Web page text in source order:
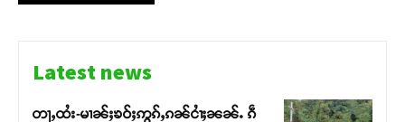
Latest news
တႃႇထႆး-မၢၼ်ႈၶဝ်ႈဢွၵ်ႇၵၼ်ငၢႆႈၼၼ်ႉ ၵဵ